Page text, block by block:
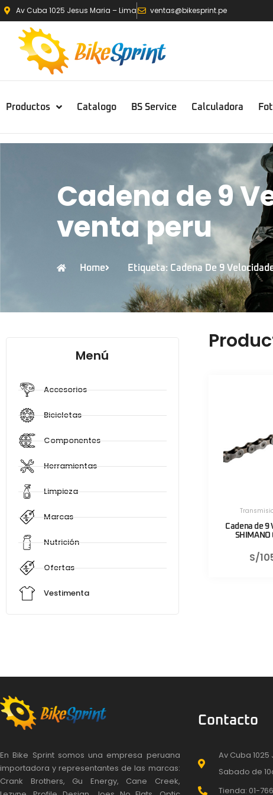
Av Cuba 1025 Jesus Maria – Lima ventas@bikesprint.pe
Productos Catalogo BS Service Calculadora
Cadena de 9
venta peru
Home Etiqueta: Cadena De 9
Menú
Accesorios
Bicicletas
Componentes
Herramientas
Limpieza
Marcas
Nutrición
Ofertas
Vestimenta
Cadena de 9
SHIMANO
S/
En Bike Sprint somos una empresa peruana
importadora y representantes de las marcas:
Crank Brothers, Gu Energy, Cane Creek,
Contacto
Av Cuba
Sabado de
Tienda: 01-